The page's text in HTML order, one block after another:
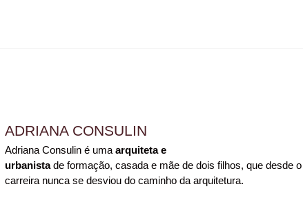
ADRIANA CONSULIN
Adriana Consulin é uma arquiteta e
urbanistade formação, casada e mãe de dois filhos, que desde
carreira nunca se desviou do caminho da arquitetura.